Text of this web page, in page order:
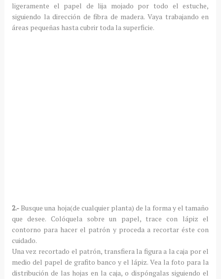
ligeramente el papel de lija mojado por todo el estuche,
siguiendo la dirección de fibra de madera. Vaya trabajando en
áreas pequeñas hasta cubrir toda la superficie.
2.-Busque una hoja(de cualquier planta) de la forma y el tamaño
que desee. Colóquela sobre un papel, trace con lápiz el
contorno para hacer el patrón y proceda a recortar éste con
cuidado.
Una vez recortado el patrón, transfiera la figura a la caja por el
medio del papel de grafito banco y el lápiz. Vea la foto para la
distribución de las hojas en la caja, o dispóngalas siguiendo el